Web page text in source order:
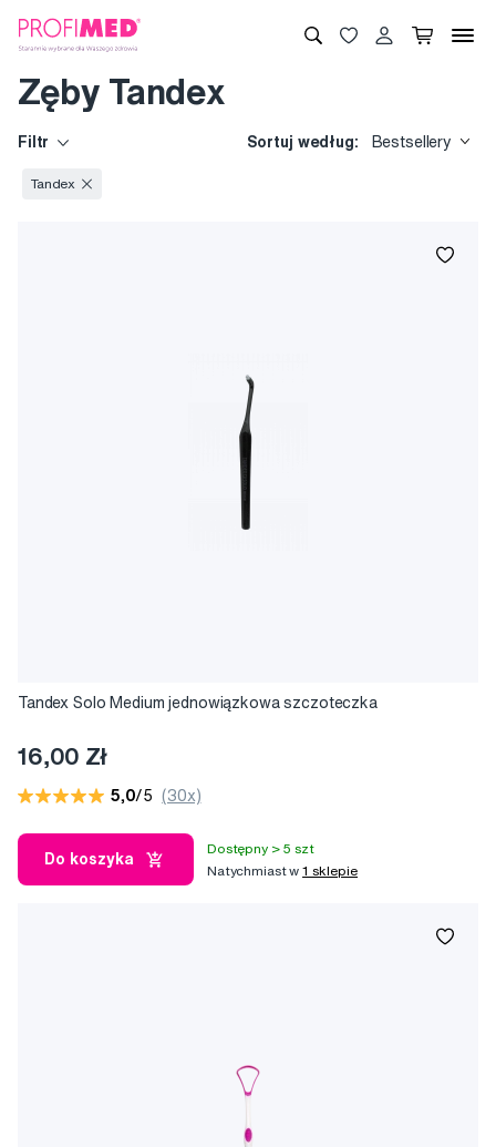
Zęby Tandex
Filtr Sortuj według: Bestsellery
Tandex
Tandex Solo Medium jednowiązkowa szczoteczka
16,00 Zł
5,0/5 (30x)
Do koszyka
Dostępny > 5 szt
Natychmiast w1 sklepie